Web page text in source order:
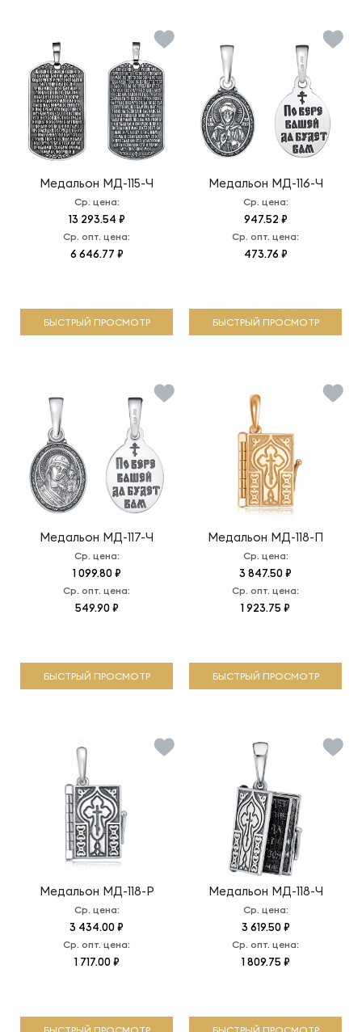
Медальон МД-115-Ч
Ср. цена:
13 293.54 ₽
Ср. опт. цена:
6 646.77 ₽
БЫСТРЫЙ ПРОСМОТР
Медальон МД-116-Ч
Ср. цена:
947.52 ₽
Ср. опт. цена:
473.76 ₽
БЫСТРЫЙ ПРОСМОТР
Медальон МД-117-Ч
Ср. цена:
1 099.80 ₽
Ср. опт. цена:
549.90 ₽
БЫСТРЫЙ ПРОСМОТР
Медальон МД-118-П
Ср. цена:
3 847.50 ₽
Ср. опт. цена:
1 923.75 ₽
БЫСТРЫЙ ПРОСМОТР
Медальон МД-118-Р
Ср. цена:
3 434.00 ₽
Ср. опт. цена:
1 717.00 ₽
Медальон МД-118-Ч
Ср. цена:
3 619.50 ₽
Ср. опт. цена:
1 809.75 ₽